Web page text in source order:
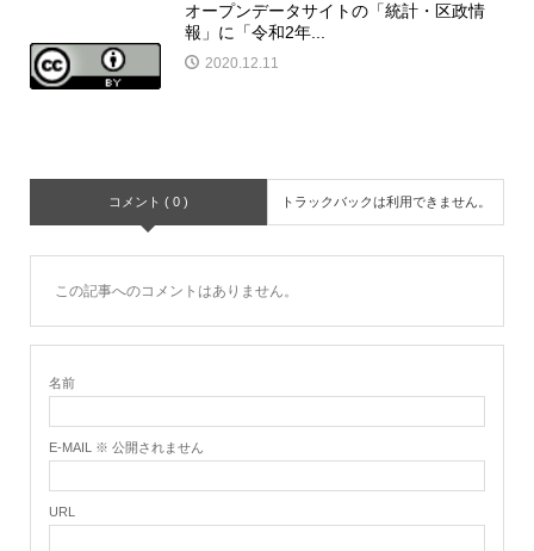
オープンデータサイトの「統計・区政情
報」に「令和2年...
2020.12.11
コメント ( 0 ) トラックバックは利用できません。
この記事へのコメントはありません。
名前
E-MAIL ※ 公開されません
URL